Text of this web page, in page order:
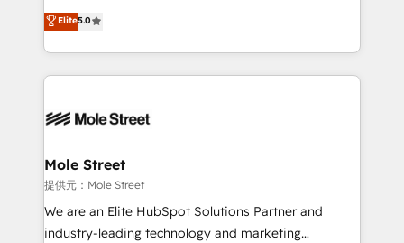
HubSpot Experts: Onboarding, migrations,
automation, and training built for adoption. ⚡ Highly
Technical Execution: ERP, EMR and Custom
Integrations; complex builds delivered in weeks, not
workflows; automation agents; process optimization
Healthcare: HIPAA implementations; secure data
workflows 💼 Financial Services: compliant
workflows; audit-ready reporting ⚖️ Legal: client
intake; pipeline and document workflows 🛒 E-
Elite5.0
Mole Street
提供元：Mole Street
We are an Elite HubSpot Solutions Partner and
industry-leading technology and marketing